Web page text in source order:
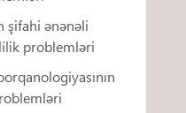
şifahi ənənəli
problemləri